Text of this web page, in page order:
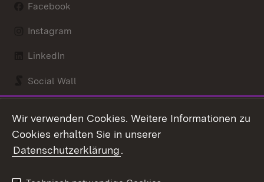
Facebook
Instagram
LinkedIn
Social Wall
Kontakt
Wir verwenden Cookies. Weitere Informationen zu
Cookies erhalten Sie in unserer
Datenschutzerklärung.